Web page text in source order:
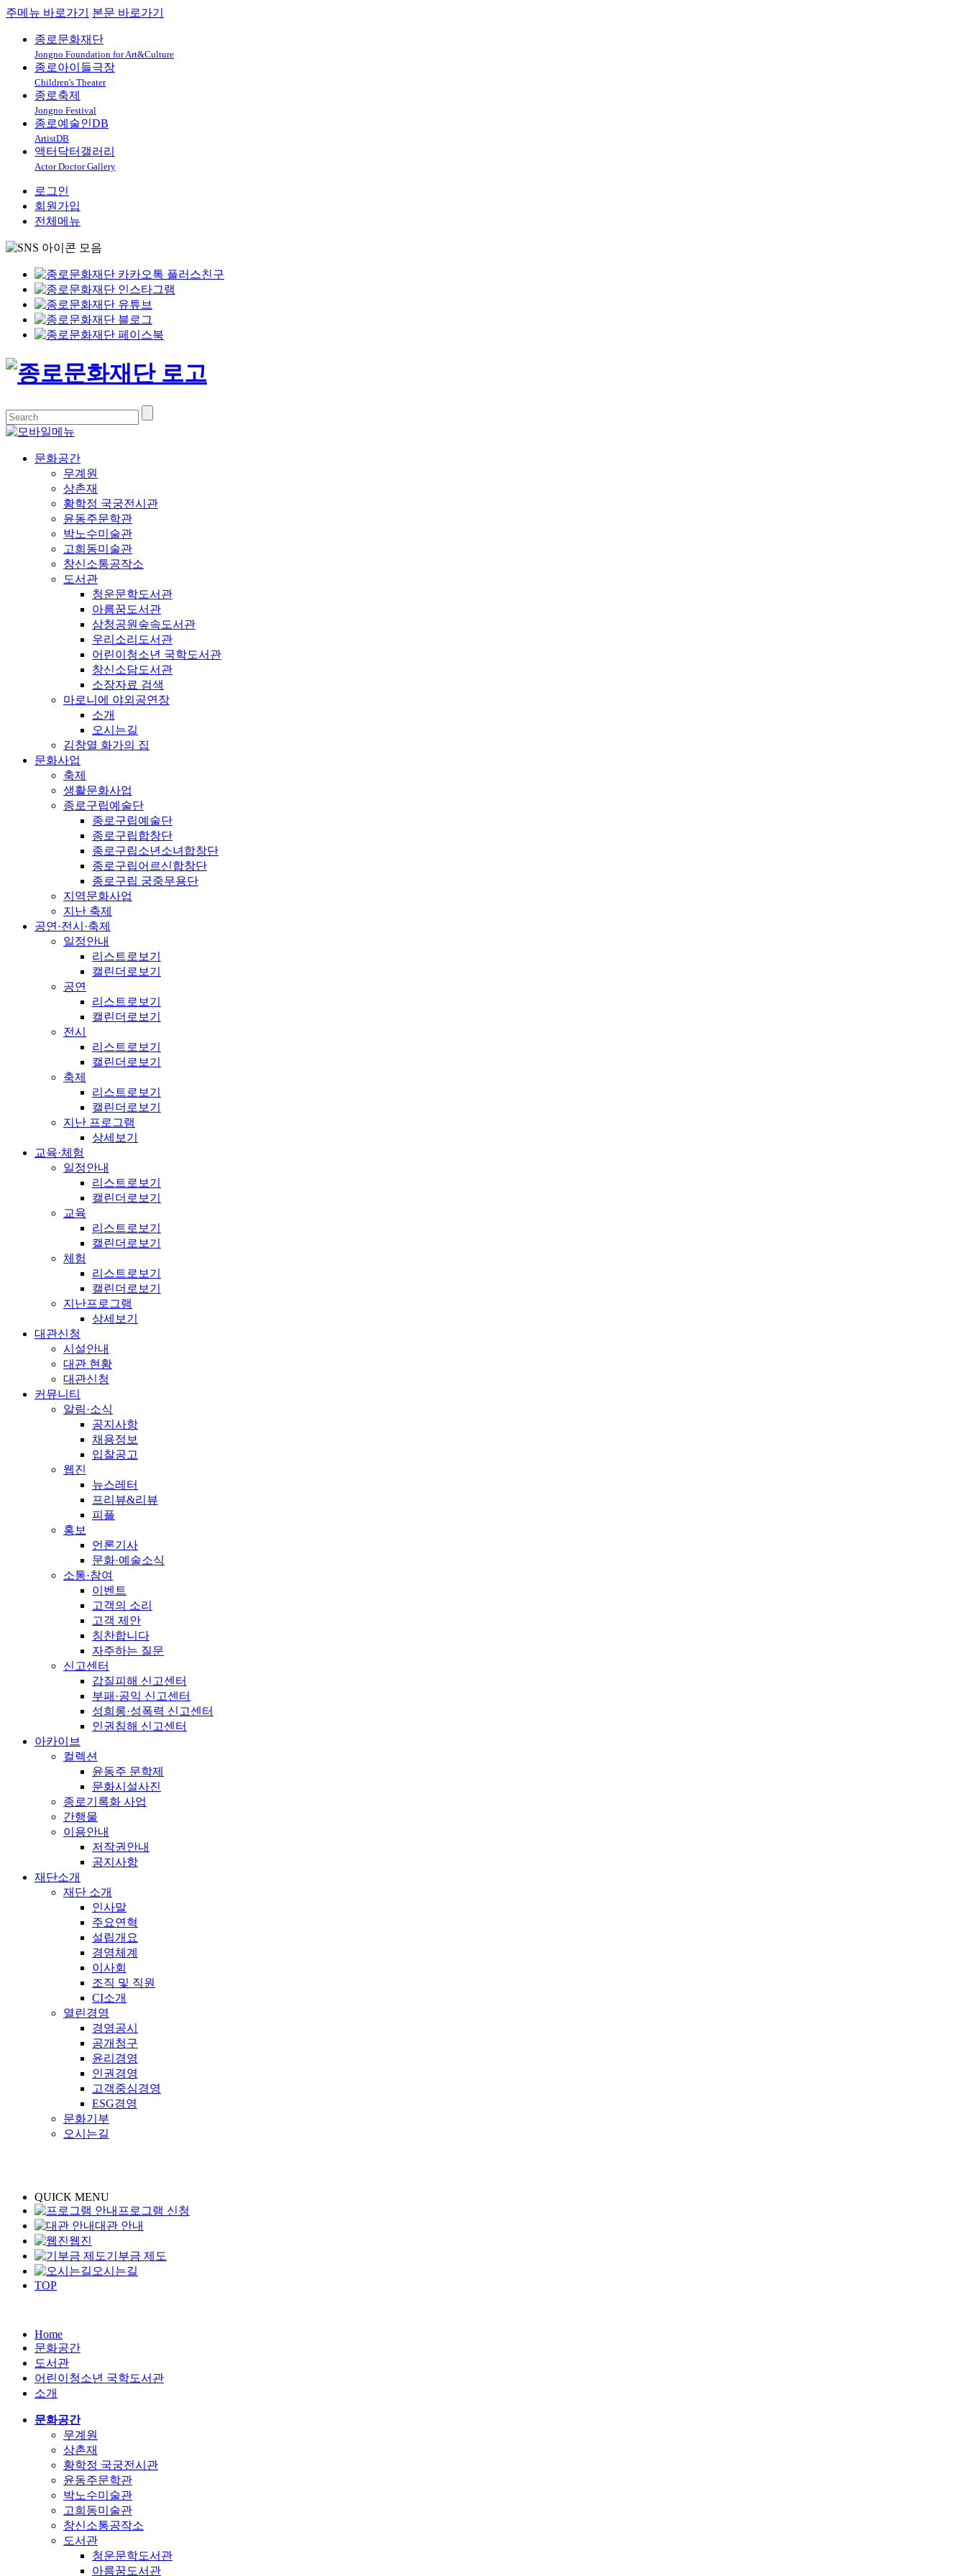
주메뉴 바로가기 본문 바로가기
종로문화재단
Jongno Foundation for Art&Culture
종로아이들극장
Children's Theater
종로축제
Jongno Festival
종로예술인DB
ArtistDB
액터닥터갤러리
Actor Doctor Gallery
로그인
회원가입
전체메뉴
문화공간
무계원
상촌재
황학정 국궁전시관
윤동주문학관
박노수미술관
고희동미술관
창신소통공작소
도서관
청운문학도서관
아름꿈도서관
삼청공원숲속도서관
우리소리도서관
어린이청소년 국학도서관
창신소담도서관
소장자료 검색
마로니에 야외공연장
소개
오시는길
김창열 화가의 집
문화사업
축제
생활문화사업
종로구립예술단
종로구립예술단
종로구립합창단
종로구립소년소녀합창단
종로구립어르신합창단
종로구립 궁중무용단
지역문화사업
지난 축제
공연·전시·축제
일정안내
리스트로보기
캘린더로보기
공연
리스트로보기
캘린더로보기
전시
리스트로보기
캘린더로보기
축제
리스트로보기
캘린더로보기
지난 프로그램
상세보기
교육·체험
일정안내
리스트로보기
캘린더로보기
교육
리스트로보기
캘린더로보기
체험
리스트로보기
캘린더로보기
지난프로그램
상세보기
대관신청
시설안내
대관 현황
대관신청
커뮤니티
알림·소식
공지사항
채용정보
입찰공고
웹진
뉴스레터
프리뷰&리뷰
피플
홍보
언론기사
문화·예술소식
소통·참여
이벤트
고객의 소리
고객 제안
칭찬합니다
자주하는 질문
신고센터
갑질피해 신고센터
부패·공익 신고센터
성희롱·성폭력 신고센터
인권침해 신고센터
아카이브
컬렉션
윤동주 문학제
문화시설사진
종로기록화 사업
간행물
이용안내
저작권안내
공지사항
재단소개
재단 소개
인사말
주요연혁
설립개요
경영체계
이사회
조직 및 직원
CI소개
열린경영
경영공시
공개청구
윤리경영
인권경영
고객중심경영
ESG경영
문화기부
오시는길
QUICK MENU
프로그램 신청
대관 안내
웹진
기부금 제도
오시는길
TOP
Home
문화공간
도서관
어린이청소년 국학도서관
소개
문화공간
무계원
상촌재
황학정 국궁전시관
윤동주문학관
박노수미술관
고희동미술관
창신소통공작소
도서관
청운문학도서관
아름꿈도서관